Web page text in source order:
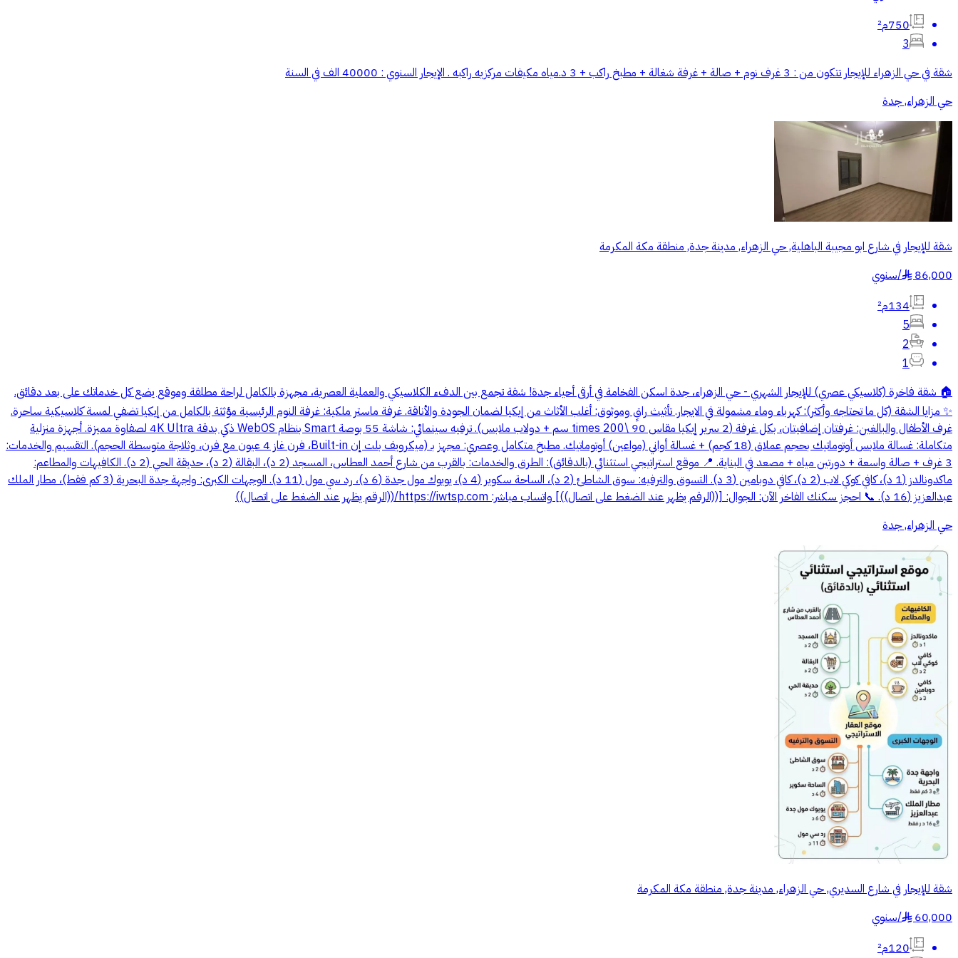
750م²
3
شقة في حي الزهراء للإيجار تتكون من : 3 غرف نوم + صالة + غرفة شغالة + مطبخ راكب + 3 د.مياه مكيفات مركزيه راكبه . الإيجار السنوي : 40000 الف في السنة
حي الزهراء, جدة
شقة للإيجار في شارع ابو مجيبة الباهلية, حي الزهراء, مدينة جدة, منطقة مكة المكرمة
86,000
§
/سنوي
134م²
5
2
1
🏠 شقة فاخرة (كلاسيكي عصري) للإيجار الشهري - حي الزهراء، جدة اسكن الفخامة في أرقى أحياء جدة! شقة تجمع بين الدفء الكلاسيكي والعملية العصرية، مجهزة بالكامل لراحة مطلقة وموقع يضع كل خدماتك على بعد دقائق.
✨ مزايا الشقة (كل ما تحتاجه وأكثر): كهرباء وماء مشمولة في الايجار. تأثيث راقٍ وموثوق: أغلب الأثاث من إيكيا لضمان الجودة والأناقة. غرفة ماستر ملكية: غرفة النوم الرئيسية مؤثثة بالكامل من إيكيا تضفي لمسة كلاسيكية ساحرة.
غرف الأطفال والبالغين: غرفتان إضافيتان، بكل غرفة (2 سرير إيكيا مقاس 90 \times 200 سم + دولاب ملابس). ترفيه سينمائي: شاشة 55 بوصة Smart بنظام WebOS ذكي بدقة 4K Ultra لصفاوة مميزة. أجهزة منزلية
متكاملة: غسالة ملابس أوتوماتيك بحجم عملاق (18 كجم) + غسالة أواني (مواعين) أوتوماتيك. مطبخ متكامل وعصري: مجهز بـ (ميكرويف بلت إن Built-in، فرن غاز 4 عيون مع فرن، وثلاجة متوسطة الحجم). التقسيم والخدمات:
3 غرف + صالة واسعة + دورتين مياه + مصعد في البناية. 📍 موقع استراتيجي استثنائي (بالدقائق): الطرق والخدمات: بالقرب من شارع أحمد العطاس، المسجد (2 د)، البقالة (2 د)، حديقة الحي (2 د). الكافيهات والمطاعم:
ماكدونالدز (1 د)، كافي كوكي لاب (2 د)، كافي دوبامين (3 د). التسوق والترفيه: سوق الشاطئ (2 د)، الساحة سكوير (4 د)، يويوك مول جدة (6 د)، رد سي مول (11 د). الوجهات الكبرى: واجهة جدة البحرية (3 كم فقط)، مطار الملك
عبدالعزيز (16 د). 📞 احجز سكنك الفاخر الآن: الجوال: [((الرقم يظهر عند الضغط على اتصال))] واتساب مباشر: https://iwtsp.com/((الرقم يظهر عند الضغط على اتصال))
حي الزهراء, جدة
شقة للإيجار في شارع السديري, حي الزهراء, مدينة جدة, منطقة مكة المكرمة
60,000
§
/سنوي
120م²